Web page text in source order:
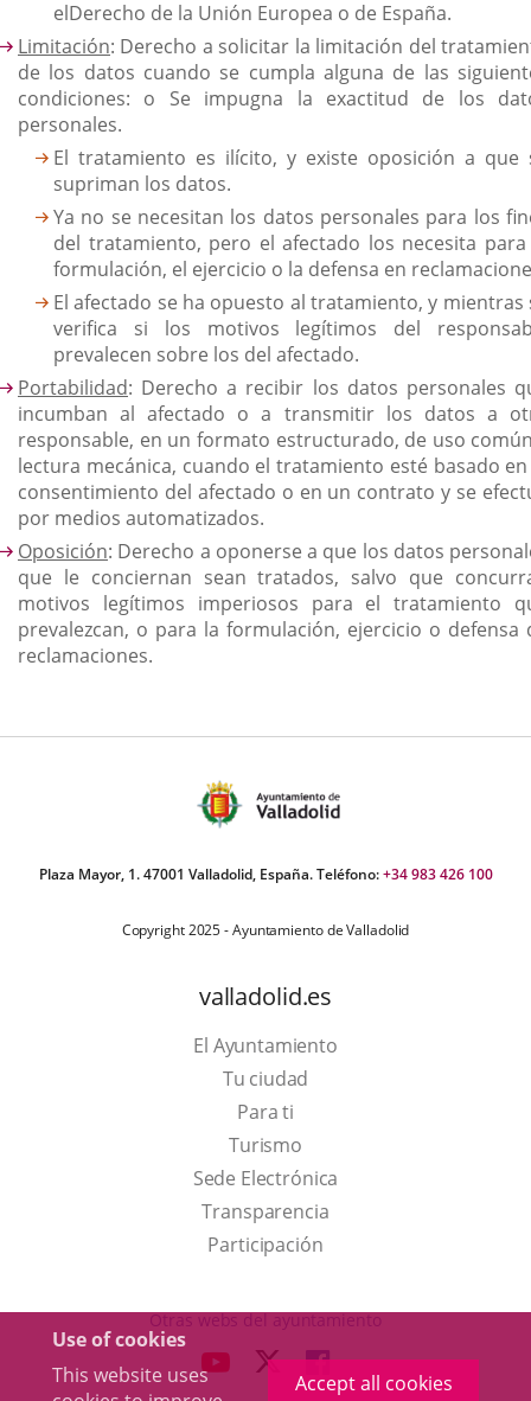
Use of cookies
This website uses
Accept all cookies
elDerecho de la Unión Europea o de España.
Limitación: Derecho a solicitar la limitación del
de los datos cuando se cumpla alguna de las
condiciones: o Se impugna la exactitud de los
personales.
El tratamiento es ilícito, y existe oposición a que
supriman los datos.
Ya no se necesitan los datos personales para los
del tratamiento, pero el afectado los necesita para
formulación, el ejercicio o la defensa en
El afectado se ha opuesto al tratamiento, y mientras
verifica si los motivos legítimos del
prevalecen sobre los del afectado.
Portabilidad: Derecho a recibir los datos personales
incumban al afectado o a transmitir los datos a
responsable, en un formato estructurado, de uso
lectura mecánica, cuando el tratamiento esté basado
consentimiento del afectado o en un contrato y se
por medios automatizados.
Oposición: Derecho a oponerse a que los datos
que le conciernan sean tratados, salvo que
motivos legítimos imperiosos para el tratamiento
prevalezcan, o para la formulación, ejercicio o defensa
reclamaciones.
Plaza Mayor, 1. 47001 Valladolid, España. Teléfono:+34 983 426 100
Copyright 2025 - Ayuntamiento de Valladolid
valladolid.es
El Ayuntamiento
Tu ciudad
Para ti
TurismoThis
link
will
open
a
up
Sede Electrónica
Transparencia
Participación
Otras webs del ayuntamiento
LINK LINK
TO
LINK
TO